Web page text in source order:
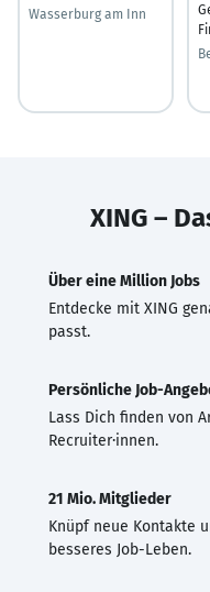
Wasserburg am Inn
XING –
Über eine Million Jobs
Entdecke mit XING
passt.
Persönliche Job-
Lass Dich finden von
Recruiter·innen.
21 Mio. Mitglieder
Knüpf neue Kontakte
besseres Job-Leben.